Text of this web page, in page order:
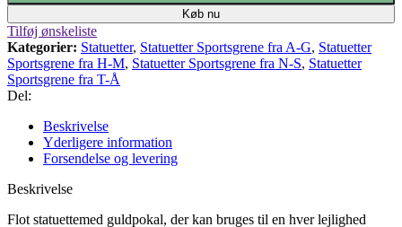
Køb nu
Tilføj ønskeliste
Kategorier: Statuetter, Statuetter Sportsgrene fra A-G, Statuetter
Sportsgrene fra H-M, Statuetter Sportsgrene fra N-S, Statuetter
Sportsgrene fra T-Å
Del:
Beskrivelse
Yderligere information
Forsendelse og levering
Beskrivelse
Flot statuettemed guldpokal, der kan bruges til en hver lejlighed